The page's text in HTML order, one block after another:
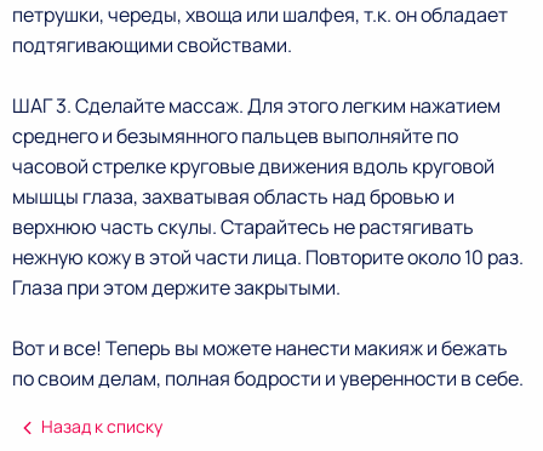
петрушки, череды, хвоща или шалфея, т.к. он обладает
подтягивающими свойствами.
ШАГ 3. Сделайте массаж. Для этого легким нажатием
среднего и безымянного пальцев выполняйте по
часовой стрелке круговые движения вдоль круговой
мышцы глаза, захватывая область над бровью и
верхнюю часть скулы. Старайтесь не растягивать
нежную кожу в этой части лица. Повторите около 10 раз.
Глаза при этом держите закрытыми.
Вот и все! Теперь вы можете нанести макияж и бежать
по своим делам, полная бодрости и уверенности в себе.
Назад к списку